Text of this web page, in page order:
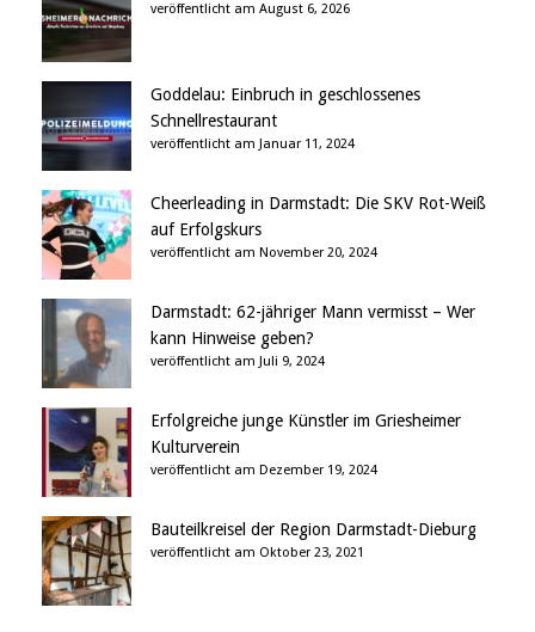
veröffentlicht am August 6, 2026
Goddelau: Einbruch in geschlossenes
Schnellrestaurant
veröffentlicht am Januar 11, 2024
Cheerleading in Darmstadt: Die SKV Rot-Weiß
auf Erfolgskurs
veröffentlicht am November 20, 2024
Darmstadt: 62-jähriger Mann vermisst – Wer
kann Hinweise geben?
veröffentlicht am Juli 9, 2024
Erfolgreiche junge Künstler im Griesheimer
Kulturverein
veröffentlicht am Dezember 19, 2024
Bauteilkreisel der Region Darmstadt-Dieburg
veröffentlicht am Oktober 23, 2021